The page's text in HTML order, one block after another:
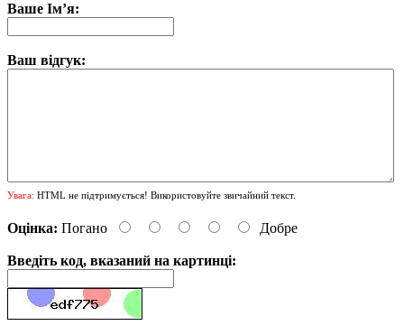
Ваше Ім’я:
Ваш відгук:
Увага: HTML не підтримується! Використовуйте звичайний текст.
Оцінка: Погано Добре
Введіть код, вказаний на картинці: